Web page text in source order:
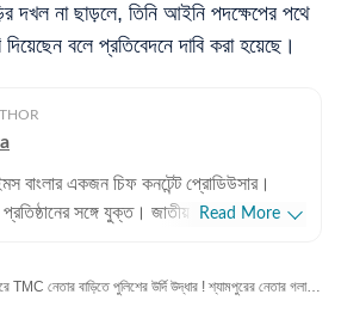
দখল না ছাড়লে, তিনি আইনি পদক্ষেপের পথে
বলে প্রতিবেদনে দাবি করা হয়েছে।
বাংলার একজন চিফ কনটেন্ট প্রোডিউসার।
সঙ্গে যুক্ত। জাতীয় এবং আন্তর্জাতিক
Read More
TMC নেতার বাড়িতে পুলিশের উর্দি উদ্ধার ! শ্যামপুরের নেতার গলায় জুতোর মালা, কলকাতায়..